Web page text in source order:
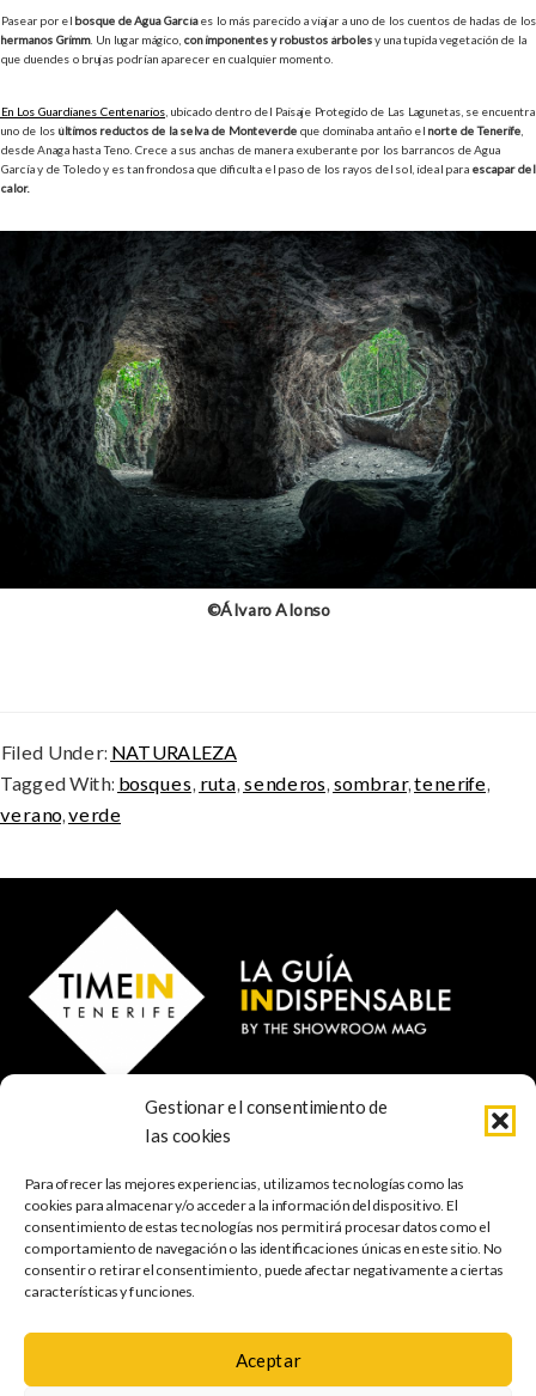
Gestionar el consentimiento de
las cookies
Para ofrecer las mejores experiencias, utilizamos tecnologías como las
cookies para almacenar y/o acceder a la información del dispositivo. El
consentimiento de estas tecnologías nos permitirá procesar datos como el
comportamiento de navegación o las identificaciones únicas en este sitio. No
consentir o retirar el consentimiento, puede afectar negativamente a ciertas
características y funciones.
Aceptar
Pasear por el bosque de Agua Garcíaes lo más parecido a viajar a uno de los cuentos de hadas de los
hermanos Grimm. Un lugar mágico, con imponentes y robustos árbolesy una tupida vegetación de la
que duendes o brujas podrían aparecer en cualquier momento.
En Los Guardianes Centenarios , ubicado dentro del Paisaje Protegido de Las Lagunetas, se encuentra
uno de los últimos reductos de la selva de Monteverde que dominaba antaño el norte de Tenerife
desde Anaga hasta Teno. Crece a sus anchas de manera exuberante por los barrancos de Agua
García y de Toledo y es tan frondosa que dificulta el paso de los rayos del sol, ideal para escapar del
calor.
©Álvaro Alonso
Filed Under: NATURALEZA
Tagged With: bosques, ruta, senderos, sombrar,tenerife,
verano,verde
© 2022 TIME IN TENERIFE - Rosti Family Group S.L.
38001 Santa Cruz de Tenerife (ES)
INDISPENSABLEARTE & CULTURAMÚSICAGASTRONOMÍA
NATURALEZAESCAPADASCOMPRASFOTOGRAFÍAGRATISINFANTIL
Política de